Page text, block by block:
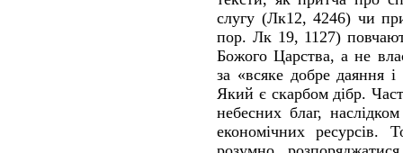
слугу (Лк12, 42­46) чи
пор. Лк 19, 11­27)
Божого Царства, а не
за «всяке добре даяння
Який є скарбом дібр.
небесних благ,
економічних ресурсів.